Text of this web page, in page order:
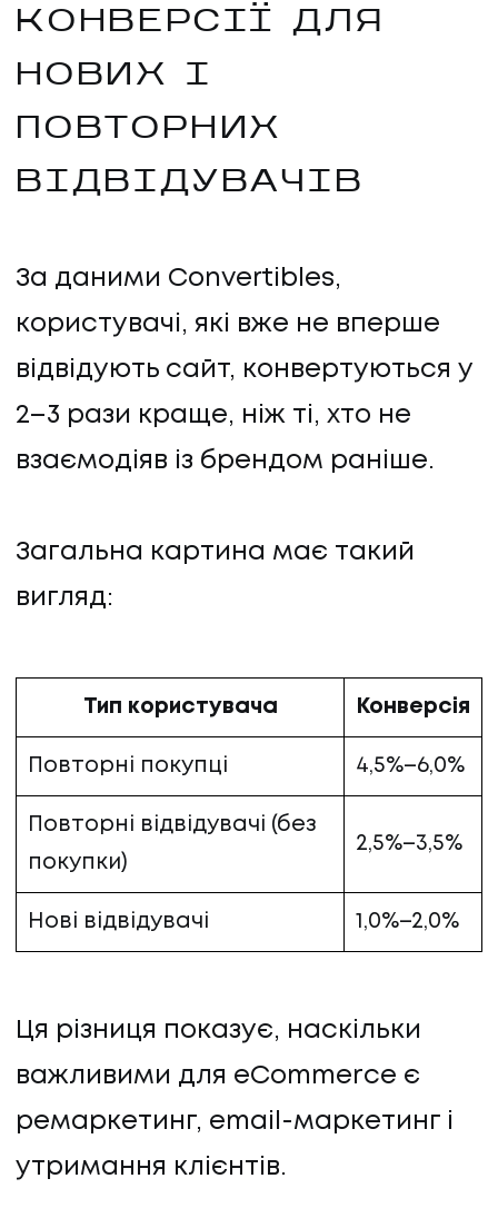
КОНВЕРСІЇ ДЛЯ
НОВИХ І
ПОВТОРНИХ
ВІДВІДУВАЧІВ
За даними Convertibles,
користувачі, які вже не вперше
відвідують сайт, конвертуються у
2–3 рази краще, ніж ті, хто не
взаємодіяв із брендом раніше.
Загальна картина має такий
вигляд:
Тип користувача Конверсія
Повторні покупці 4,5%–6,0%
Повторні відвідувачі (без
покупки)
2,5%–3,5%
Нові відвідувачі 1,0%–2,0%
Ця різниця показує, наскільки
важливими для eCommerce є
ремаркетинг, email-маркетинг і
утримання клієнтів.